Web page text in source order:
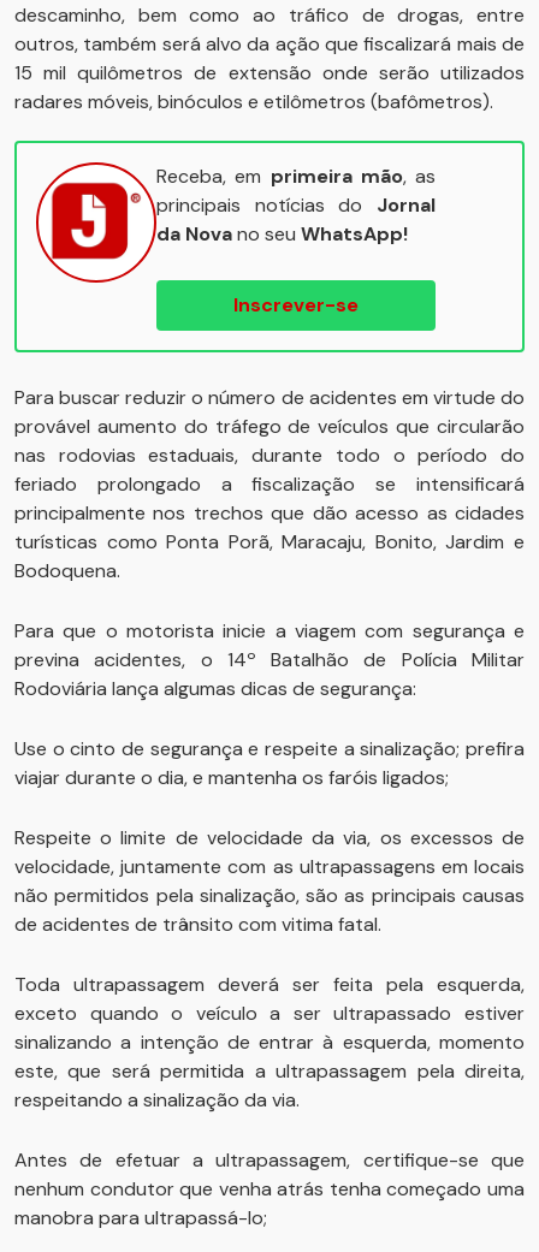
descaminho, bem como ao tráfico de drogas, entre
outros, também será alvo da ação que fiscalizará mais de
15 mil quilômetros de extensão onde serão utilizados
radares móveis, binóculos e etilômetros (bafômetros).
Receba, em primeira mão, as
principais notícias do Jornal
da Novano seu WhatsApp!
Inscrever-se
Para buscar reduzir o número de acidentes em virtude do
provável aumento do tráfego de veículos que circularão
nas rodovias estaduais, durante todo o período do
feriado prolongado a fiscalização se intensificará
principalmente nos trechos que dão acesso as cidades
turísticas como Ponta Porã, Maracaju, Bonito, Jardim e
Bodoquena.
Para que o motorista inicie a viagem com segurança e
previna acidentes, o 14º Batalhão de Polícia Militar
Rodoviária lança algumas dicas de segurança:
Use o cinto de segurança e respeite a sinalização; prefira
viajar durante o dia, e mantenha os faróis ligados;
Respeite o limite de velocidade da via, os excessos de
velocidade, juntamente com as ultrapassagens em locais
não permitidos pela sinalização, são as principais causas
de acidentes de trânsito com vitima fatal.
Toda ultrapassagem deverá ser feita pela esquerda,
exceto quando o veículo a ser ultrapassado estiver
sinalizando a intenção de entrar à esquerda, momento
este, que será permitida a ultrapassagem pela direita,
respeitando a sinalização da via.
Antes de efetuar a ultrapassagem, certifique-se que
nenhum condutor que venha atrás tenha começado uma
manobra para ultrapassá-lo;